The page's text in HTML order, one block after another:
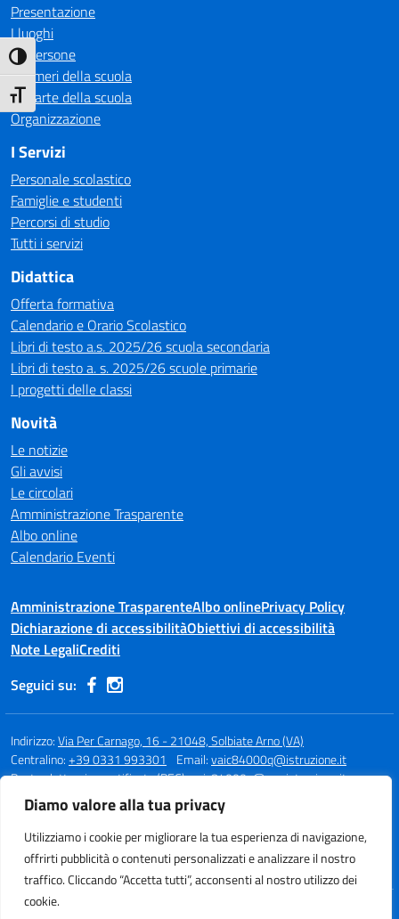
Diamo valore alla tua privacy
Utilizziamo i cookie per migliorare la tua esperienza di navigazione,
offrirti pubblicità o contenuti personalizzati e analizzare il nostro
traffico. Cliccando “Accetta tutti”, acconsenti al nostro utilizzo dei
cookie.
Attiva/disattiva alto contrasto
Attiva/disattiva dimensione testo
Presentazione
I luoghi
Le persone
I numeri della scuola
Le carte della scuola
Organizzazione
I Servizi
Personale scolastico
Famiglie e studenti
Percorsi di studio
Tutti i servizi
Didattica
Offerta formativa
Calendario e Orario Scolastico
Libri di testo a.s. 2025/26 scuola secondaria
Libri di testo a. s. 2025/26 scuole primarie
I progetti delle classi
Novità
Le notizie
Gli avvisi
Le circolari
Amministrazione Trasparente
Albo online
Calendario Eventi
Amministrazione TrasparenteAlbo onlinePrivacy Policy
Dichiarazione di accessibilitàObiettivi di accessibilità
Note LegaliCrediti
Seguici su:
Indirizzo:Via Per Carnago, 16 - 21048, Solbiate Arno (VA)
Centralino:+39 0331 993301 Email:vaic84000q@istruzione.it
Posta elettronica certificata (PEC):vaic84000q@pec.istruzione.it
Codice fiscale: 80015980123
Codice meccanografico:
VAIC84000Q
Codice unico di fatturazione (CUF): UFBQUC